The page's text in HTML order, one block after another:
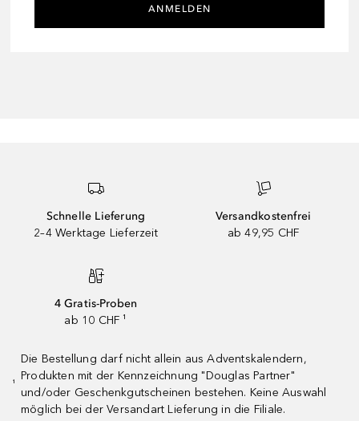
ANMELDEN
Schnelle Lieferung
2–4 Werktage Lieferzeit
Versandkostenfrei
ab 49,95 CHF
4 Gratis-Proben
ab 10 CHF ¹
¹
Die Bestellung darf nicht allein aus Adventskalendern,
Produkten mit der Kennzeichnung "Douglas Partner"
und/oder Geschenkgutscheinen bestehen. Keine Auswahl
möglich bei der Versandart Lieferung in die Filiale.